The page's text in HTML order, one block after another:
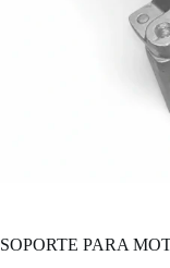
SOPORTE PARA